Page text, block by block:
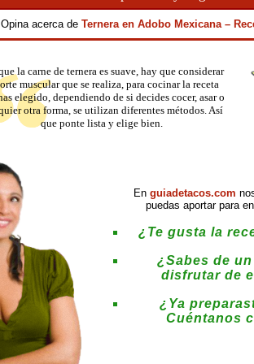
acerca de Ternera en Adobo Mexicana –
la carne de ternera es suave, hay que considerar
muscular que se realiza, para cocinar la receta
elegido, dependiendo de si decides cocer, asar o
otra forma, se utilizan diferentes métodos. Así
que ponte lista y elige bien.
En guiadetacos.com
puedas aportar para
¿Te gusta la
¿Sabes de
disfrutar de
¿Ya
Cuéntanos